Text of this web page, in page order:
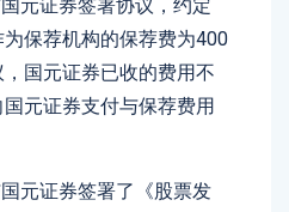
元证券签署协议，约定
保荐机构的保荐费为400
国元证券已收的费用不
元证券支付与保荐费用
元证券签署了《股票发